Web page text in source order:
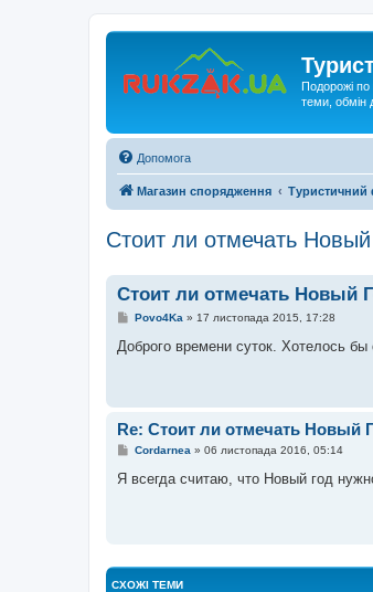
Подорожі по
теми, обмін
Допомога
Магазин спорядження Туристичний
Стоит ли отмечать
Стоит ли отмечать Новый
П
в
л
н
н
Povo4Ka » 17 листопада 2015, 17:28
Доброго времени суток. Хотелось
Re: Стоит ли отмечать Новый
П
в
н
н
Cordarnea » 06 листопада 2016, 05:14
Я всегда считаю, что Новый год
СХОЖІ ТЕМИ